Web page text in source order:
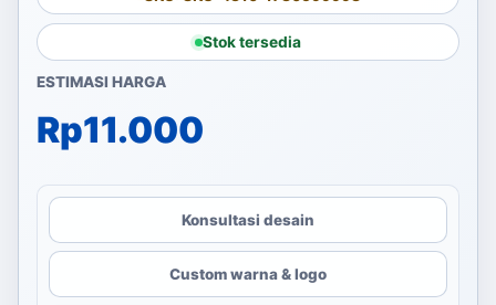
Stok tersedia
ESTIMASI HARGA
Rp11.000
Konsultasi desain
Custom warna & logo